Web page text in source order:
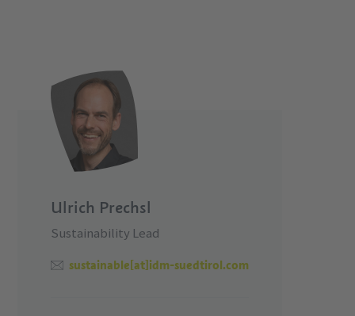
Ulrich Prechsl
Sustainability Lead
sustainable[at]idm-suedtirol.com